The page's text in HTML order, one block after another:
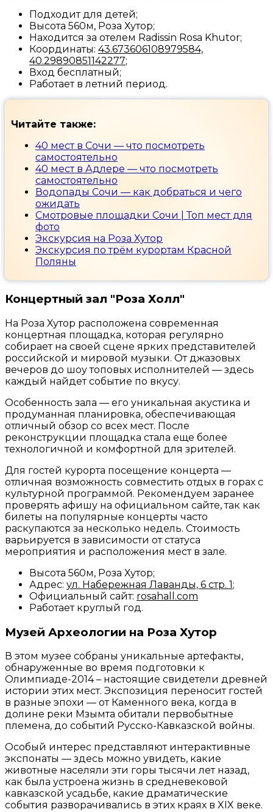
Подходит для детей;
Высота 560м, Роза Хутор;
Находится за отелем Radissin Rosa Khutor;
Координаты: 43.673606108979584,
40.29890851142277;
Вход бесплатный;
Работает в летний период.
Читайте также:
40 мест в Сочи — что посмотреть
самостоятельно
40 мест в Адлере — что посмотреть
самостоятельно
Водопады Сочи — как добраться и чего
ожидать
Смотровые площадки Сочи | Топ мест для
фото
Экскурсия на Роза Хутор
Экскурсия по трём курортам Красной
Поляны
Концертный зал "Роза Холл"
На Роза Хутор расположена современная
концертная площадка, которая регулярно
собирает на своей сцене ярких представителей
российской и мировой музыки. От джазовых
вечеров до шоу топовых исполнителей — здесь
каждый найдет событие по вкусу.
Особенность зала — его уникальная акустика и
продуманная планировка, обеспечивающая
отличный обзор со всех мест. После
реконструкции площадка стала еще более
технологичной и комфортной для зрителей.
Для гостей курорта посещение концерта —
отличная возможность совместить отдых в горах с
культурной программой. Рекомендуем заранее
проверять афишу на официальном сайте, так как
билеты на популярные концерты часто
раскупаются за несколько недель. Стоимость
варьируется в зависимости от статуса
мероприятия и расположения мест в зале.
Высота 560м, Роза Хутор;
Адрес: ул. Набережная Лаванды, 6 стр. 1;
Официальный сайт: rosahall.com
Работает круглый год.
Музей Археологии на Роза Хутор
В этом музее собраны уникальные артефакты,
обнаруженные во время подготовки к
Олимпиаде-2014 – настоящие свидетели древней
истории этих мест. Экспозиция переносит гостей
в разные эпохи — от Каменного века, когда в
долине реки Мзымта обитали первобытные
племена, до событий Русско-Кавказской войны.
Особый интерес представляют интерактивные
экспонаты — здесь можно увидеть, какие
животные населяли эти горы тысячи лет назад,
как была устроена жизнь в средневековой
кавказской усадьбе, какие драматические
события разворачивались в этих краях в XIX веке.